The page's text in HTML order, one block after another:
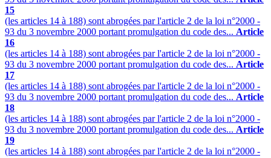
15
(les articles 14 à 188) sont abrogées par l'article 2 de la loi n°2000 -
93 du 3 novembre 2000 portant promulgation du code des... Article
16
(les articles 14 à 188) sont abrogées par l'article 2 de la loi n°2000 -
93 du 3 novembre 2000 portant promulgation du code des... Article
17
(les articles 14 à 188) sont abrogées par l'article 2 de la loi n°2000 -
93 du 3 novembre 2000 portant promulgation du code des... Article
18
(les articles 14 à 188) sont abrogées par l'article 2 de la loi n°2000 -
93 du 3 novembre 2000 portant promulgation du code des... Article
19
(les articles 14 à 188) sont abrogées par l'article 2 de la loi n°2000 -